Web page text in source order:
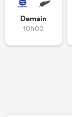
Demain
10h00